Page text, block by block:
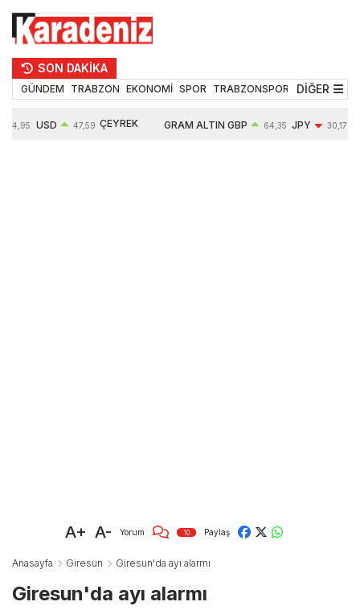
SON DAKİKA
GÜNDEM TRABZON EKONOMİ SPOR TRABZONSPOR TEKNOLOJİ
DİĞER
54,95 USD 47,59 ÇEYREK GRAM ALTIN GBP 64,35 JPY 30,17
A+ A- Yorum 10 Paylaş
Anasayfa Giresun Giresun'da ayı alarmı
Giresun'da ayı alarmı